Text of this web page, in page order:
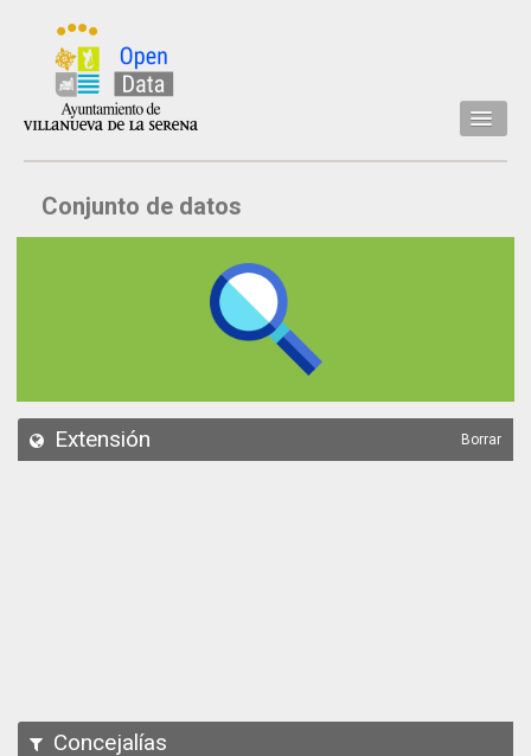
Inicio
Datos
API
Conjunto de datos
Extensión Borrar
Concejalías